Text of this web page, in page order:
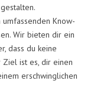
Know-
Wir bieten dir ein
dass du keine
Ziel ist es, dir einen
erschwinglichen